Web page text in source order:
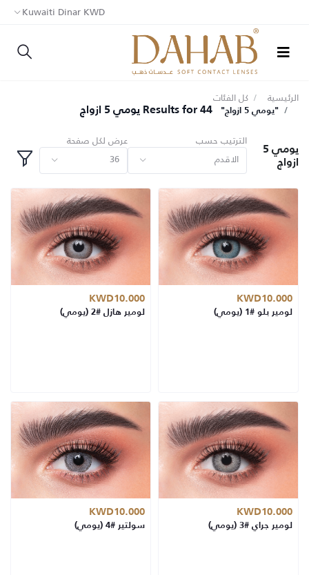
Kuwaiti Dinar KWD
الرئيسية كل الفئات
"يومي 5 ازواج" 44 Results for يومي 5 ازواج
يومي 5
ازواج
الترتيب حسب
الاقدم
عرض لكل صفحة
36
KWD10.000
لومير بلو #1 (يومي)
KWD10.000
لومير هازل #2 (يومي)
KWD10.000
لومير جراي #3 (يومي)
KWD10.000
سولتير #4 (يومي)